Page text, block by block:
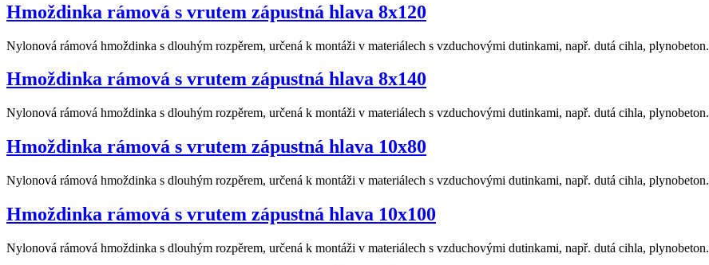
Hmoždinka rámová s vrutem zápustná hlava 8x120
Nylonová rámová hmoždinka s dlouhým rozpěrem, určená k montáži v materiálech s vzduchovými dutinkami, např. dutá cihla, plynobeton.
Hmoždinka rámová s vrutem zápustná hlava 8x140
Nylonová rámová hmoždinka s dlouhým rozpěrem, určená k montáži v materiálech s vzduchovými dutinkami, např. dutá cihla, plynobeton.
Hmoždinka rámová s vrutem zápustná hlava 10x80
Nylonová rámová hmoždinka s dlouhým rozpěrem, určená k montáži v materiálech s vzduchovými dutinkami, např. dutá cihla, plynobeton.
Hmoždinka rámová s vrutem zápustná hlava 10x100
Nylonová rámová hmoždinka s dlouhým rozpěrem, určená k montáži v materiálech s vzduchovými dutinkami, např. dutá cihla, plynobeton.